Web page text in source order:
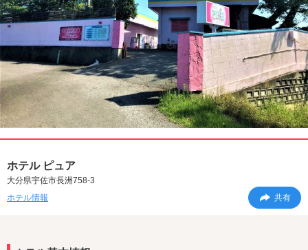
ホテル ピュア
大分県宇佐市長洲758-3
ホテル情報
共有